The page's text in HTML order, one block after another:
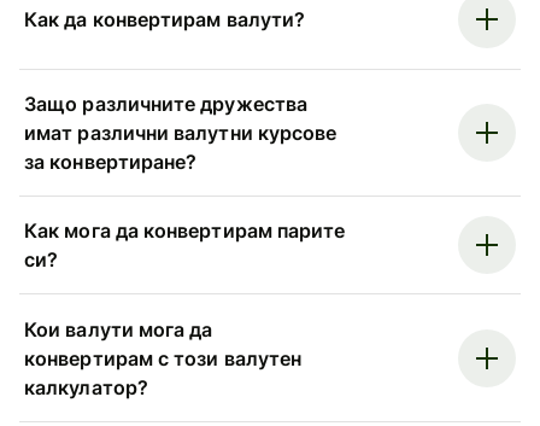
Как да конвертирам валути?
Защо различните дружества
имат различни валутни курсове
за конвертиране?
Как мога да конвертирам парите
си?
Кои валути мога да
конвертирам с този валутен
калкулатор?